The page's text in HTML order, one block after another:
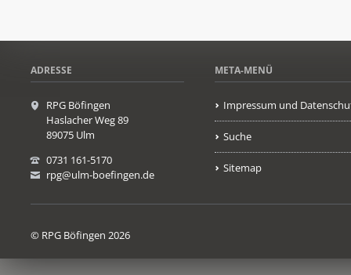
ADRESSE
RPG Böfingen
Haslacher Weg 89
89075 Ulm
0731 161-5170
rpg@ulm-boefingen.de
META-MENÜ
Impressum und
Suche
Sitemap
© RPG Böfingen 2026